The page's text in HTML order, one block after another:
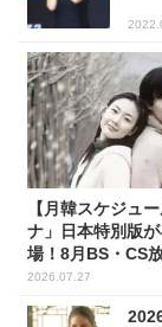
【月韓スケジュ
ナ」日本特別版
場！8月BS・CS
(全109選)
2026.07.27